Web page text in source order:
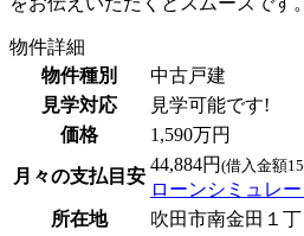
物件詳細
物件種別
中古戸建
見学対応
見学可能です!
価格
1,590万円
月々の支払目安
44,884円 (借入金額
ローンシミュレ
所在地
吹田市南金田１丁